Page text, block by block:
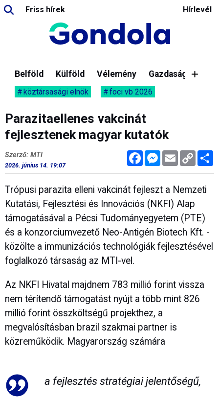
Friss hírek Hírlevél
Belföld Külföld Vélemény Gazdaság
köztársasági elnök foci vb 2026
Parazitaellenes vakcinát
fejlesztenek magyar kutatók
FacebookMessenger
Email Copy
Link
Szerző: MTI
2026. június 14. 19:07
Trópusi parazita elleni vakcinát fejleszt a Nemzeti
Kutatási, Fejlesztési és Innovációs (NKFI) Alap
támogatásával a Pécsi Tudományegyetem (PTE)
és a konzorciumvezető Neo-Antigén Biotech Kft. -
közölte a immunizációs technológiák fejlesztésével
foglalkozó társaság az MTI-vel.
Az NKFI Hivatal majdnem 783 millió forint vissza
nem térítendő támogatást nyújt a több mint 826
millió forint összköltségű projekthez, a
megvalósításban brazil szakmai partner is
közreműködik. Magyarország számára
a fejlesztés stratégiai jelentőségű,